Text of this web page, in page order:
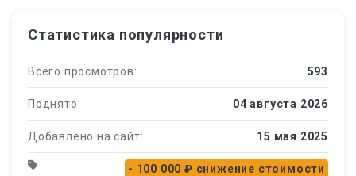
Статистика популярности
Всего просмотров: 593
Поднято: 04 августа 2026
Добавлено на сайт: 15 мая 2025
- 100 000 ₽ снижение стоимости